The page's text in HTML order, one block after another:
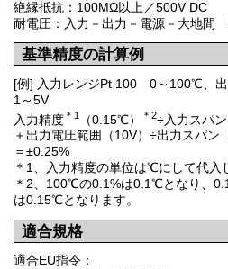
絶縁抵抗：100MΩ以上／500V DC
耐電圧：入力－出力－電源－大地間
基準精度の計算例
[例] 入力レンジPt 100 0～100℃、出
1～5V
入力精度 ＊1 （0.15℃） ＊2÷入力スパ
＋出力電圧範囲（10V）÷出力スパン
＝±0.25%
＊1、入力精度の単位は℃にして代入
＊2、100℃の0.1%は0.1℃となり、
は0.15℃となります。
適合規格
適合EU指令：